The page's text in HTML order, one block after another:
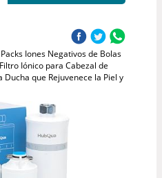
Iones Negativos de Bolas
Iónico para Cabezal de
que Rejuvenece la Piel y